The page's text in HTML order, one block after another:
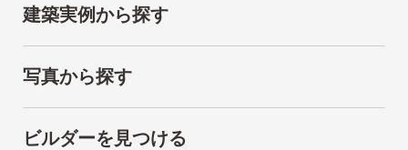
建築実例から探す
写真から探す
ビルダーを見つける